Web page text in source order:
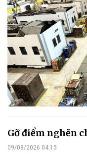
Gỡ điểm nghẽn
09/08/2026 04:15